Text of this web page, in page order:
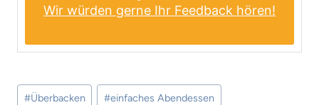
Wir würden gerne Ihr Feedback hören!
Schlagworte:
#Überbacken #einfaches Abendessen